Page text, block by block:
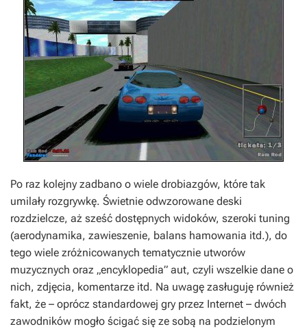
Po raz kolejny zadbano o wiele drobiazgów, które tak
umilały rozgrywkę. Świetnie odwzorowane deski
rozdzielcze, aż sześć dostępnych widoków, szeroki tuning
(aerodynamika, zawieszenie, balans hamowania itd.), do
tego wiele zróżnicowanych tematycznie utworów
muzycznych oraz „encyklopedia” aut, czyli wszelkie dane o
nich, zdjęcia, komentarze itd. Na uwagę zasługuję również
fakt, że – oprócz standardowej gry przez Internet – dwóch
zawodników mogło ścigać się ze sobą na podzielonym